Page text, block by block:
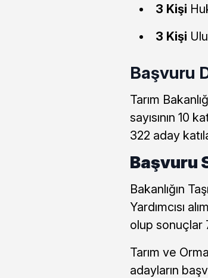
3 Kişi
3 Kişi
Başvuru
Tarım
sayısının 10
322 aday
Başvuru
Bakanlığın
Yardımcısı
olup sonuçlar
Tarım ve
adayların